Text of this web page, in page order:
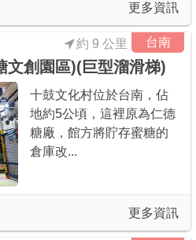
更多資訊
台南
文創園區)(巨型溜滑梯)
約 9 公里
十鼓文化村位於台南，佔
地約5公頃，這裡原為仁德
糖廠，館方將貯存蜜糖的
倉庫改...
更多資訊